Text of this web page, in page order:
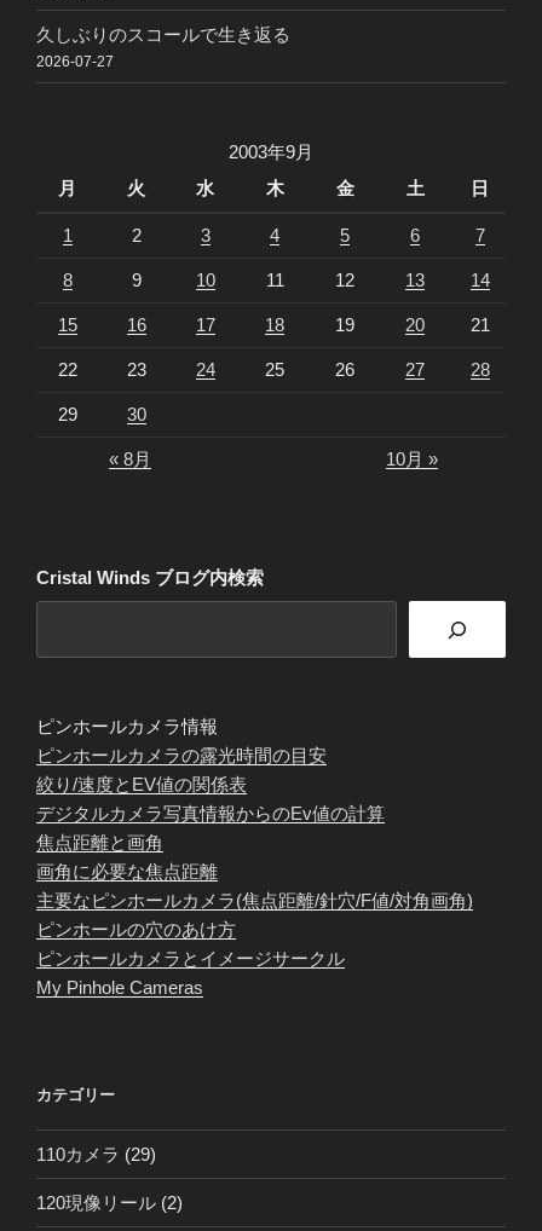
久しぶりのスコールで生き返る
2026-07-27
2003年9月
月
火 水 木 金 土 日
1 2 3 4 5 6 7
8 9 10 11 12 13 14
15 16 17 18 19 20 21
22 23 24 25 26 27 28
29 30
« 8月 10月 »
Cristal Winds ブログ内検索
ピンホールカメラ情報
ピンホールカメラの露光時間の目安
絞り/速度とEV値の関係表
デジタルカメラ写真情報からのEv値の計算
焦点距離と画角
画角に必要な焦点距離
主要なピンホールカメラ(焦点距離/針穴/F値/対角画角)
ピンホールの穴のあけ方
ピンホールカメラとイメージサークル
My Pinhole Cameras
カテゴリー
110カメラ (29)
120現像リール (2)